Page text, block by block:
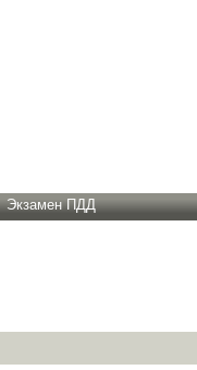
Экзамен ПДД